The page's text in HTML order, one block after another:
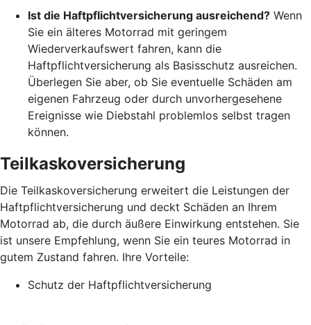
Ist die Haftpflichtversicherung ausreichend? Wenn
Sie ein älteres Motorrad mit geringem
Wiederverkaufswert fahren, kann die
Haftpflichtversicherung als Basisschutz ausreichen.
Überlegen Sie aber, ob Sie eventuelle Schäden am
eigenen Fahrzeug oder durch unvorhergesehene
Ereignisse wie Diebstahl problemlos selbst tragen
können.
Teilkaskoversicherung
Die Teilkaskoversicherung erweitert die Leistungen der
Haftpflichtversicherung und deckt Schäden an Ihrem
Motorrad ab, die durch äußere Einwirkung entstehen. Sie
ist unsere Empfehlung, wenn Sie ein teures Motorrad in
gutem Zustand fahren. Ihre Vorteile:
Schutz der Haftpflichtversicherung